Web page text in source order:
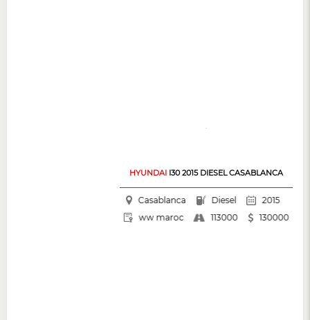
I30 2015 DIESEL CASABLANCA
Casablanca Diesel
2015
ww maroc
113000 130000